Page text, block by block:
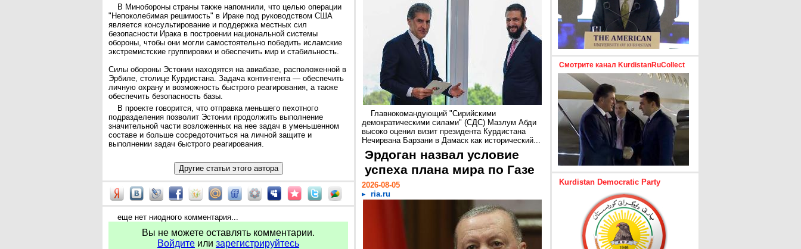
В Минобороны страны также напомнили, что целью операции
"Непоколебимая решимость" в Ираке под руководством США
является консультирование и поддержка местных сил
безопасности Ирака в построении национальной системы
обороны, чтобы они могли самостоятельно победить исламские
экстремистские группировки и обеспечить мир и стабильность.
Силы обороны Эстонии находятся на авиабазе, расположенной в
Эрбиле, столице Курдистана. Задача контингента — обеспечить
личную охрану и возможность быстрого реагирования, а также
обеспечить безопасность базы.
В проекте говорится, что отправка меньшего пехотного
подразделения позволит Эстонии продолжить выполнение
значительной части возложенных на нее задач в уменьшенном
составе и больше сосредоточиться на личной защите и
выполнении задач быстрого реагирования.
еще нет ниодного комментария...
Вы не можете оставлять комментарии.
Войдите или зарегистрируйтесь
Главнокомандующий "Сирийскими
демократическими силами" (СДС) Мазлум Абди
высоко оценил визит президента Курдистана
Нечирвана Барзани в Дамаск как исторический...
Эрдоган назвал условие
успеха плана мира по Газе
2026-08-05
ria.ru
Смотрите канал KurdistanRuCollect
Kurdistan Democratic Party